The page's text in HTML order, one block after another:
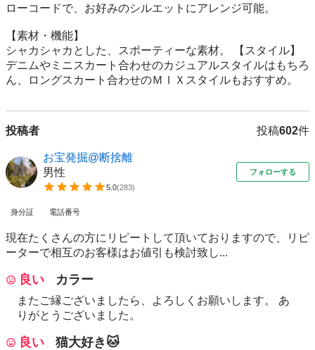
ローコードで、お好みのシルエットにアレンジ可能。
【素材・機能】
シャカシャカとした、スポーティーな素材。 【スタイル】
デニムやミニスカート合わせのカジュアルスタイルはもちろ
ん、ロングスカート合わせのＭＩＸスタイルもおすすめ。
投稿者 投稿602件
お宝発掘@断捨離
男性
5.0(283)
フォローする
身分証 電話番号
現在たくさんの方にリピートして頂いておりますので、リピ
ーターで相互のお客様はお値引も検討致し...
良い カラー
またご縁ございましたら、よろしくお願いします。 あ
りがとうございました。
良い 猫大好き🐱